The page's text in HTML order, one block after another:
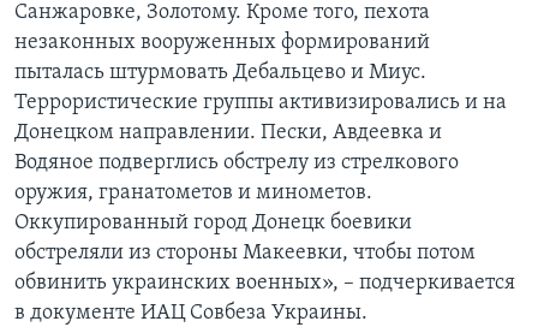
Санжаровке, Золотому. Кроме того, пехота
незаконных вооруженных формирований
пыталась штурмовать Дебальцево и Миус.
Террористические группы активизировались и на
Донецком направлении. Пески, Авдеевка и
Водяное подверглись обстрелу из стрелкового
оружия, гранатометов и минометов.
Оккупированный город Донецк боевики
обстреляли из стороны Макеевки, чтобы потом
обвинить украинских военных», – подчеркивается
в документе ИАЦ Совбеза Украины.